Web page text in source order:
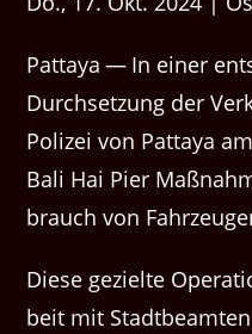
Pat­taya — In ein­er
Durch­set­zung der
Polizei von Pat­taya
Bali Hai Pier
brauch von
Diese gezielte
beit mit